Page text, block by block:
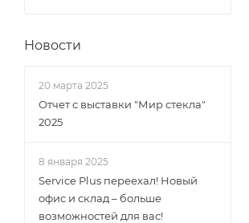
Новости
20 марта 2025
Отчет с выставки "Мир стекла"
2025
8 января 2025
Service Plus переехал! Новый
офис и склад – больше
возможностей для вас!